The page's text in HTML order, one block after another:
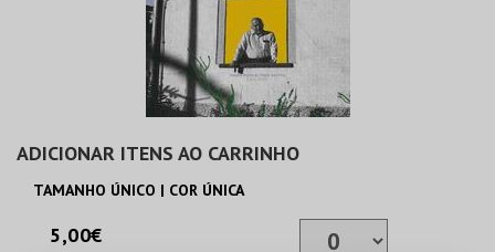
ADICIONAR ITENS AO CARRINHO
TAMANHO ÚNICO | COR ÚNICA
5,00€